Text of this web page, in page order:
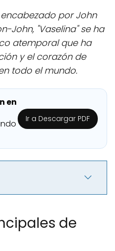
por John
John, "Vaselina" se ha
atemporal que ha
y el corazón de
todo el mundo.
en
Ir a Descargar PDF
de